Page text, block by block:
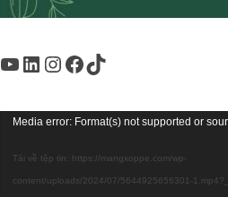
Youtube
LinkedIn
Instagram
Facebook
TikTok
Trình
Video
Media error: Format(s) not supported or
Tải về tệp tin: https://mangxoppe.com/wp-
content/uploads/2024/07/5644925656301-